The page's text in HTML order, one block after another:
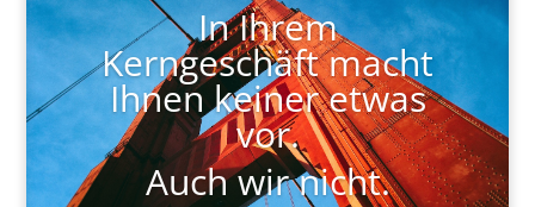
In Ihrem
Kerngeschäft macht
Ihnen keiner etwas
vor.
Auch wir nicht.